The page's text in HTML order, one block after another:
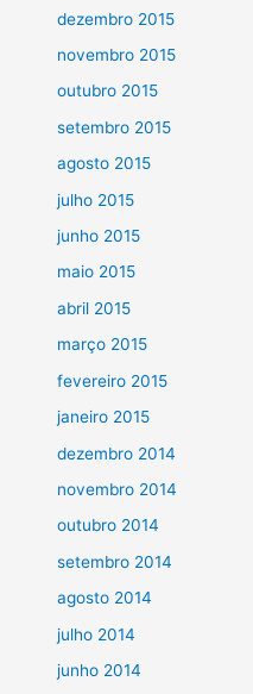
dezembro 2015
novembro 2015
outubro 2015
setembro 2015
agosto 2015
julho 2015
junho 2015
maio 2015
abril 2015
março 2015
fevereiro 2015
janeiro 2015
dezembro 2014
novembro 2014
outubro 2014
setembro 2014
agosto 2014
julho 2014
junho 2014